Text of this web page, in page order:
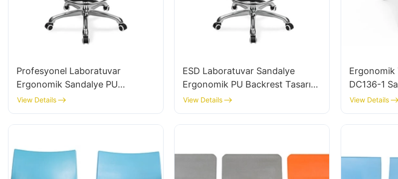
Profesyonel Laboratuvar
Ergonomik Sandalye PU
Backrest Desteği 360 ° döner
kararlı 5 yıldızlı taban bilimsel
olarak laboratuvar için
View Details
ESD Laboratuvar Sandalye
Ergonomik PU Backrest Tasarım
Genişletilmiş Laboratuvar
Çalışması için 5 Yıldızlı
Alüminyum Taban
View Details
Ergonomik
DC136-1
Toptancı
View Details